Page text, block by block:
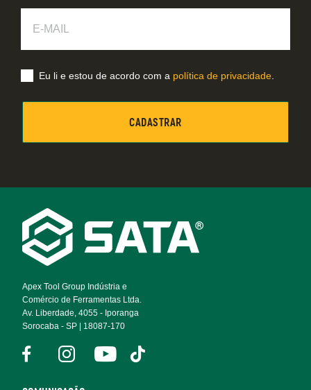
Footer
Navigation
Apex Tool Group Indústria e
Comércio de Ferramentas Ltda.
Av. Liberdade, 4055 - Iporanga
Sorocaba - SP | 18087-170
Mail
Eu li e estou de acordo com a política de privacidade